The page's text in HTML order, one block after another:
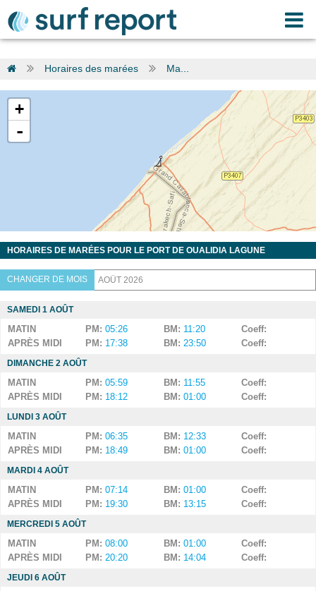
Horaires des marées Ma...
+
-
HORAIRES DE MARÉES POUR LE PORT DE OUALIDIA LAGUNE
CHANGER DE MOIS
SAMEDI 1 AOÛT
MATIN PM: 05:26 BM: 11:20
Coeff:
APRÈS MIDI
PM: 17:38 BM: 23:50 Coeff:
DIMANCHE 2 AOÛT
MATIN PM: 05:59 BM: 11:55
Coeff:
APRÈS MIDI
PM: 18:12 BM: 01:00 Coeff:
LUNDI 3 AOÛT
MATIN PM: 06:35 BM: 12:33
Coeff:
APRÈS MIDI
PM: 18:49 BM: 01:00 Coeff:
MARDI 4 AOÛT
MATIN PM: 07:14 BM: 01:00
Coeff:
APRÈS MIDI
PM: 19:30 BM: 13:15 Coeff:
MERCREDI 5 AOÛT
MATIN PM: 08:00 BM: 01:00
Coeff:
APRÈS MIDI
PM: 20:20 BM: 14:04 Coeff:
JEUDI 6 AOÛT